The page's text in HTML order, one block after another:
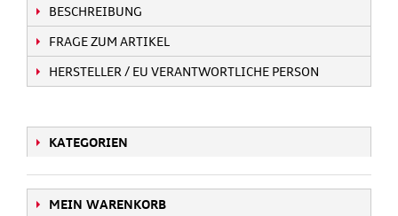
BESCHREIBUNG
FRAGE ZUM ARTIKEL
HERSTELLER / EU VERANTWORTLICHE PERSON
KATEGORIEN
MEIN WARENKORB